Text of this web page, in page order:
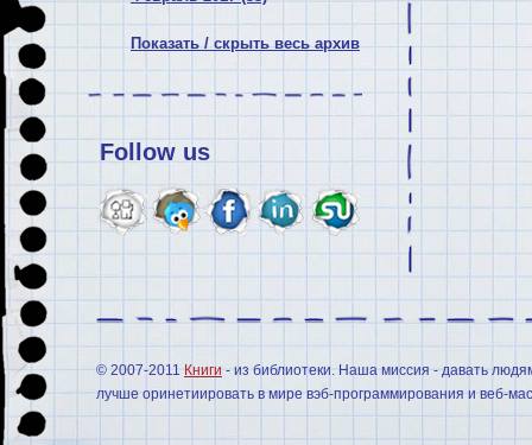
Показать / скрыть весь архив
Follow us
© 2007-2011 Книги - из библиотеки. Наша миссия - давать
лучше оринетиировать в мире вэб-программирования и веб-